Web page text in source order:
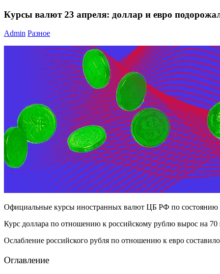
Курсы валют 23 апреля: доллар и евро
Admin Разное
Официальные курсы иностранных валют ЦБ РФ по состоянию
Курс доллара по отношению к российскому рублю вырос на 70
Ослабление российского рубля по отношению к евро
Оглавление